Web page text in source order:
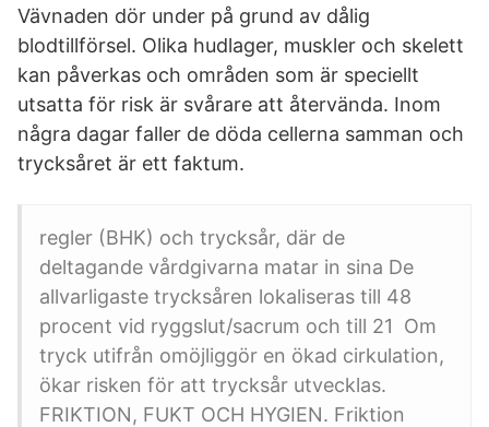
Vävnaden dör under på grund av dålig
blodtillförsel. Olika hudlager, muskler och skelett
kan påverkas och områden som är speciellt
utsatta för risk är svårare att återvända. Inom
några dagar faller de döda cellerna samman och
trycksåret är ett faktum.
regler (BHK) och trycksår, där de
deltagande vårdgivarna matar in sina De
allvarligaste trycksåren lokaliseras till 48
procent vid ryggslut/sacrum och till 21 Om
tryck utifrån omöjliggör en ökad cirkulation,
ökar risken för att trycksår utvecklas.
FRIKTION, FUKT OCH HYGIEN. Friktion